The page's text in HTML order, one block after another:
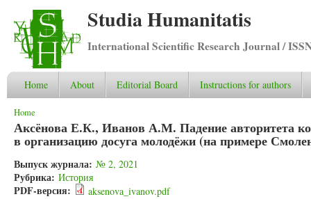
Studia Humanitatis
International Scientific Research Journal /
Home About Editorial Board Instructions for authors
You are here
Home
Аксёнова Е.К., Иванов А.М. Падение авторитета
в организацию досуга молодёжи (на примере
Выпуск журнала: № 2, 2021
Рубрика: История
PDF-версия: aksenova_ivanov.pdf